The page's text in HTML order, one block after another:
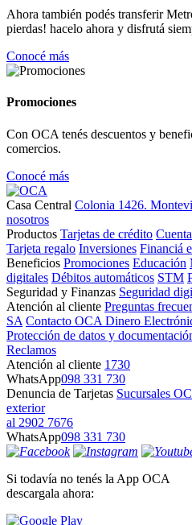
Ahora también podés transferir
pierdas! hacelo ahora y disfrutá
Conocé más
Promociones
Con OCA tenés descuentos y
comercios.
Conocé más
Casa Central Colonia 1426.
nosotros
Productos Tarjetas de crédito
Tarjeta regalo Inversiones Financiá
Beneficios Promociones Educación
digitales Débitos automáticos STM
Seguridad y Finanzas Seguridad
Atención al cliente Preguntas
SA Contacto OCA Dinero
Protección de datos y
Reclamos
Atención al cliente 1730
WhatsApp098 331 730
Denuncia de Tarjetas Sucursales
exterior
al 2902 7676
WhatsApp098 331 730
Si todavía no tenés la App OCA
descargala ahora: